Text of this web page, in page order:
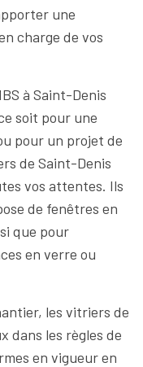
une
charge de vos
à Saint-Denis
soit pour une
pour un projet de
de Saint-Denis
vos attentes. Ils
de fenêtres en
que pour
en verre ou
les vitriers de
dans les règles de
en vigueur en